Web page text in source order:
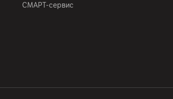
СМАРТ-сервис